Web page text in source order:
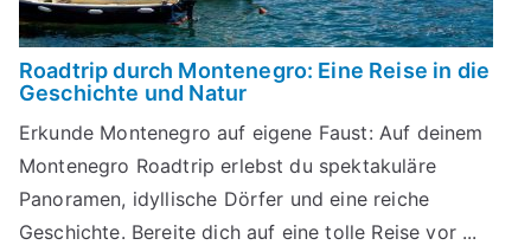
Roadtrip durch Montenegro: Eine Reise in die
Geschichte und Natur
Erkunde Montenegro auf eigene Faust: Auf deinem
Montenegro Roadtrip erlebst du spektakuläre
Panoramen, idyllische Dörfer und eine reiche
Geschichte. Bereite dich auf eine tolle Reise vor ...